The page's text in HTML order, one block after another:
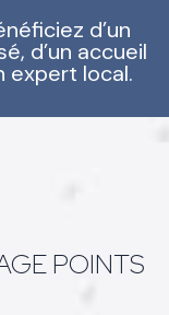
d’un
d’un accueil
expert local.
POINTS